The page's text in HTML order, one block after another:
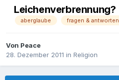
Leichenverbrennung?
aberglaube fragen & antworten
Von Peace
28. Dezember 2011 in Religion